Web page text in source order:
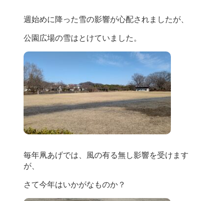
週始めに降った雪の影響が心配されましたが、
公園広場の雪はとけていました。
毎年凧あげでは、風の有る無し影響を受けます
が、
さて今年はいかがなものか？